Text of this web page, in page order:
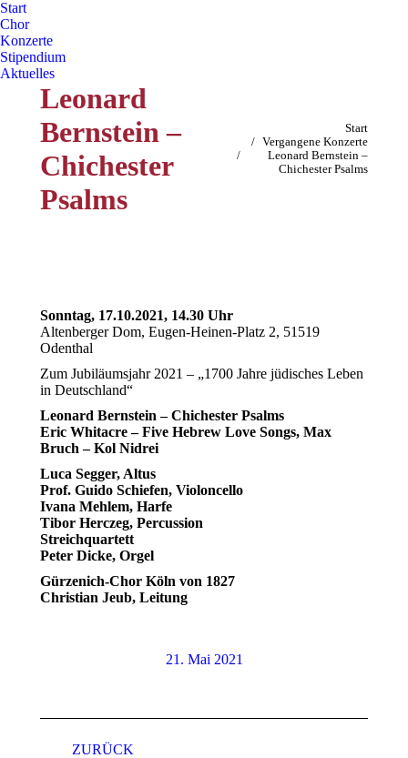
Start
Chor
Konzerte
Stipendium
Aktuelles
Leonard
Bernstein –
Chichester
Psalms
Sie befinden sich hier:Start
Vergangene Konzerte
Leonard Bernstein –
Chichester Psalms
Sonntag, 17.10.2021, 14.30 Uhr
Altenberger Dom, Eugen-Heinen-Platz 2, 51519
Odenthal
Zum Jubiläumsjahr 2021 – „1700 Jahre jüdisches Leben
in Deutschland“
Leonard Bernstein – Chichester Psalms
Eric Whitacre – Five Hebrew Love Songs, Max
Bruch – Kol Nidrei
Luca Segger, Altus
Prof. Guido Schiefen, Violoncello
Ivana Mehlem, Harfe
Tibor Herczeg, Percussion
Streichquartett
Peter Dicke, Orgel
Gürzenich-Chor Köln von 1827
Christian Jeub, Leitung
21. Mai 2021
ZURÜCK